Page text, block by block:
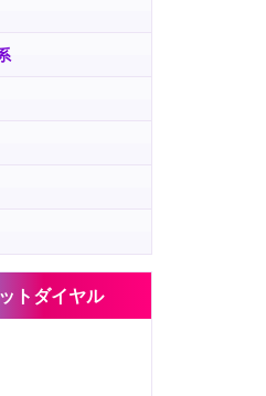
トダイヤル